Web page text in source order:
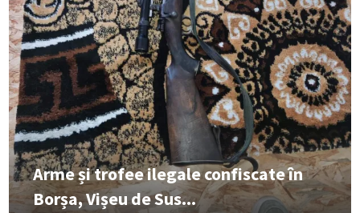
Arme și trofee ilegale confiscate în
Borșa, Vișeu de Sus...